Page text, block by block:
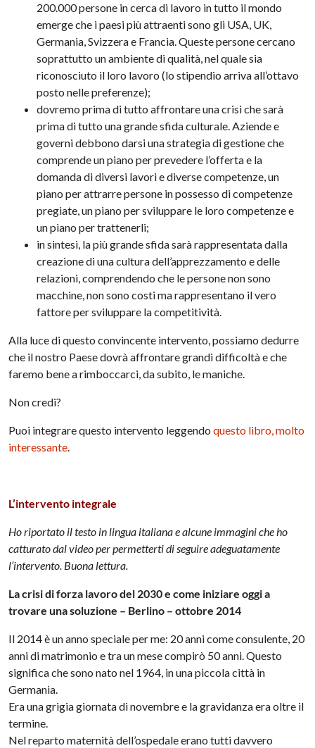
200.000 persone in cerca di lavoro in tutto il mondo
emerge che i paesi più attraenti sono gli USA, UK,
Germania, Svizzera e Francia. Queste persone cercano
soprattutto un ambiente di qualità, nel quale sia
riconosciuto il loro lavoro (lo stipendio arriva all’ottavo
posto nelle preferenze);
dovremo prima di tutto affrontare una crisi che sarà
prima di tutto una grande sfida culturale. Aziende e
governi debbono darsi una strategia di gestione che
comprende un piano per prevedere l’offerta e la
domanda di diversi lavori e diverse competenze, un
piano per attrarre persone in possesso di competenze
pregiate, un piano per sviluppare le loro competenze e
un piano per trattenerli;
in sintesi, la più grande sfida sarà rappresentata dalla
creazione di una cultura dell’apprezzamento e delle
relazioni, comprendendo che le persone non sono
macchine, non sono costi ma rappresentano il vero
fattore per sviluppare la competitività.
Alla luce di questo convincente intervento, possiamo dedurre
che il nostro Paese dovrà affrontare grandi difficoltà e che
faremo bene a rimboccarci, da subito, le maniche.
Non credi?
Puoi integrare questo intervento leggendoquesto libro, molto
interessante.
L’intervento integrale
Ho riportato il testo in lingua italiana e alcune immagini che ho
catturato dal video per permetterti di seguire adeguatamente
l’intervento. Buona lettura.
La crisi di forza lavoro del 2030 e come iniziare oggi a
trovare una soluzione – Berlino – ottobre 2014
Il 2014 è un anno speciale per me: 20 anni come consulente, 20
anni di matrimonio e tra un mese compirò 50 anni. Questo
significa che sono nato nel 1964, in una piccola città in
Germania.
Era una grigia giornata di novembre e la gravidanza era oltre il
termine.
Nel reparto maternità dell’ospedale erano tutti davvero